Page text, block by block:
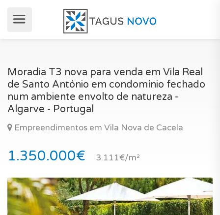
Moradia T3 nova para venda em Vila Real
de Santo António em condomínio fechado
num ambiente envolto de natureza -
Algarve - Portugal
Empreendimentos em Vila Nova de Cacela
1.350.000€ 3.111€/m²